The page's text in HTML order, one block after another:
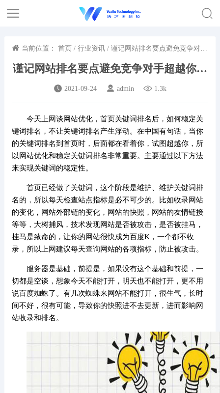
当前位置： 首页 / 行业资讯/ 谨记网站排名要点避免竞争对手
谨记网站排名要点避免竞争对手超越你的
排名
2021-09-24 admin 1.3k
今天上网谈网站优化，首页关键词排名后，如何稳定关
键词排名，不让关键词排名产生浮动。在中国有句话，当你
的关键词排名到首页时，后面都在看着你，试图超越你，所
以网站优化和稳定关键词排名非常重要。主要通过以下方法
来实现关键词的稳定性。
首页已经做了关键词，这个阶段是维护、维护关键词排
名的，所以每天检查站点指标是必不可少的。比如收录网站
的变化，网站外部链的变化，网站的快照，网站的友情链接
等等，大树捕风，技术发现网站是否被攻击，是否被挂马，
挂马是致命的，让你的网站很快成为百度K，一个都不收
录，所以上网建议每天查询网站的各项指标，防止被攻击。
服务器是基础，前提是，如果没有这个基础和前提，一
切都是空谈，想象今天不能打开，明天也不能打开，更不用
说百度蜘蛛了。有几次蜘蛛来网站不能打开，很生气，长时
间不好，很有可能，导致你的快照进不去更新，进而影响网
站收录和排名。